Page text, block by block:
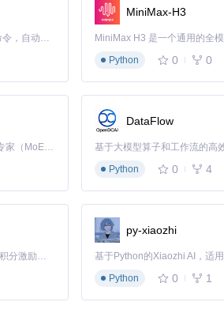
Core的典型启动模式：
Claude Code 的开源替代方案。连接任意大模型，编辑代码，运行命令，自动验证 — 全自动执行。用 Rust 构建，极致性能。 ｜ An open-source alternative to Claude Code. Connect any LLM, edit code, run commands, and verify changes — autonomously. Built in Rust for speed. Get Started
MiniMax-H3
Python
0 0
Kimi K3 是Kimi能力最强的模型：这是一个拥有 2.8 万亿参数的混合专家（MoE）模型，具备原生视觉理解能力，并支持 100 万 token 的上下文窗口。
DataFlow
基于大模型算子和工作流的高
Python
0 4
「源启盛夏」暑期校园开发者成长计划旨在激活校园开源力量，通过积分激励、认证扶持、资源倾斜等形式，引导高校组织和开发者完成「入驻 — 建项目 — 做贡献 — 获认证 — 得资源」的完整闭环。无论你是想带领社团入驻平台的组织者，还是希望用代码贡献证明自己的开发者，都能在这里找到属于你的成长路径。
py-xiaozhi
Python
0 1